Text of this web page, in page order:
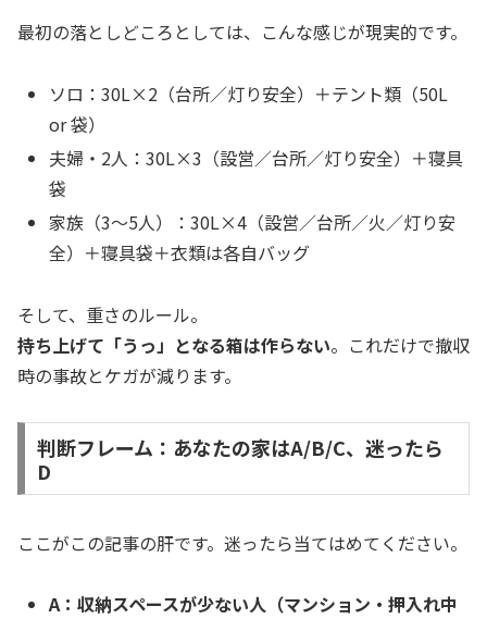
最初の落としどころとしては、こんな感じが現実的です。
ソロ：30L×2（台所／灯り安全）＋テント類（50L
or 袋）
夫婦・2人：30L×3（設営／台所／灯り安全）＋寝具
袋
家族（3〜5人）：30L×4（設営／台所／火／灯り安
全）＋寝具袋＋衣類は各自バッグ
そして、重さのルール。
持ち上げて「うっ」となる箱は作らない。これだけで撤収
時の事故とケガが減ります。
判断フレーム：あなたの家はA/B/C、迷ったら
D
ここがこの記事の肝です。迷ったら当てはめてください。
A：収納スペースが少ない人（マンション・押入れ中